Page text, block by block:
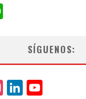
SÍGUENOS:
Instagram
LinkedIn